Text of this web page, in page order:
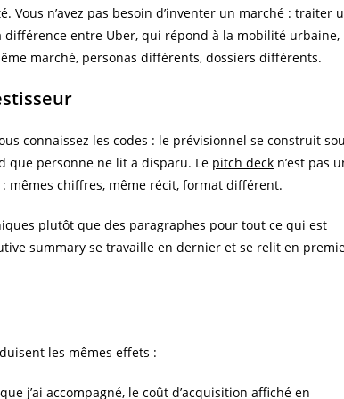
n’avez pas besoin d’inventer un marché : traiter
différence entre Uber, qui répond à la mobilité urbaine,
marché, personas différents, dossiers différents.
connaissez les codes : le prévisionnel se construit
que personne ne lit a disparu. Le pitch deck n’est pas
mêmes chiffres, même récit, format différent.
plutôt que des paragraphes pour tout ce qui est
summary se travaille en dernier et se relit en
les mêmes effets :
j’ai accompagné, le coût d’acquisition affiché en